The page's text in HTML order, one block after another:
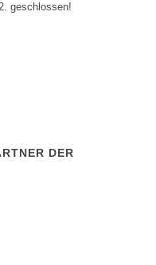
geschlossen!
DER